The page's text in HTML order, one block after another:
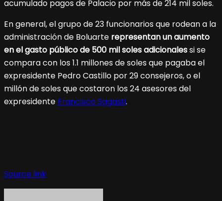
acumulado pagos de Palacio por más de 214 mil soles.
En general, el grupo de 23 funcionarios que rodean a la
administración de Boluarte representan un aumento
en el gasto público de 500 mil soles adicionalessi se
compara con los 1.1 millones de soles que pagaba el
expresidente Pedro Castillo por 29 consejeros, o el
millón de soles que costaron los 24 asesores del
expresidente Francisco Sagasti.
Source link